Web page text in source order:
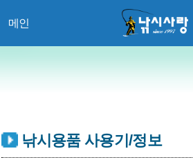
메인
낚시용품 사용기/정보